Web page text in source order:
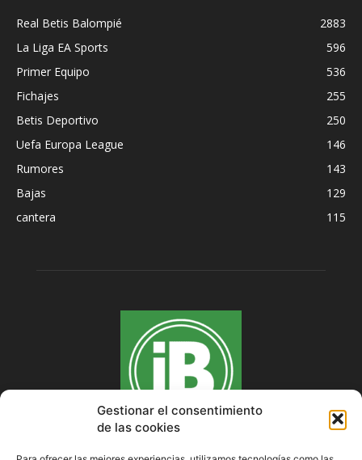
Gestionar el consentimiento
de las cookies
Real Betis Balompié
2883
La Liga EA Sports
596
Primer Equipo
536
Fichajes
255
Betis Deportivo
250
Uefa Europa League
146
Rumores
143
Bajas
129
cantera
115